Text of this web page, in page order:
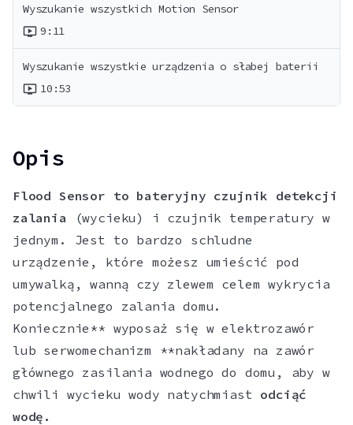
Wyszukanie wszystkich Motion Sensor
ondemand_video 9:11
Wyszukanie wszystkie urządzenia o słabej baterii
ondemand_video 10:53
Opis
Flood Sensor to bateryjny czujnik detekcji
zalania (wycieku) i czujnik temperatury w
jednym. Jest to bardzo schludne
urządzenie, które możesz umieścić pod
umywalką, wanną czy zlewem celem wykrycia
potencjalnego zalania domu.
Koniecznie** wyposaż się w elektrozawór
lub serwomechanizm **nakładany na zawór
głównego zasilania wodnego do domu, aby w
chwili wycieku wody natychmiast odciąć
wodę.